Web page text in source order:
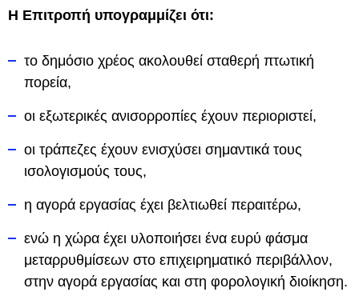
Η Επιτροπή υπογραμμίζει ότι:
το δημόσιο χρέος ακολουθεί σταθερή πτωτική
πορεία,
οι εξωτερικές ανισορροπίες έχουν περιοριστεί,
οι τράπεζες έχουν ενισχύσει σημαντικά τους
ισολογισμούς τους,
η αγορά εργασίας έχει βελτιωθεί περαιτέρω,
ενώ η χώρα έχει υλοποιήσει ένα ευρύ φάσμα
μεταρρυθμίσεων στο επιχειρηματικό περιβάλλον,
στην αγορά εργασίας και στη φορολογική διοίκηση.